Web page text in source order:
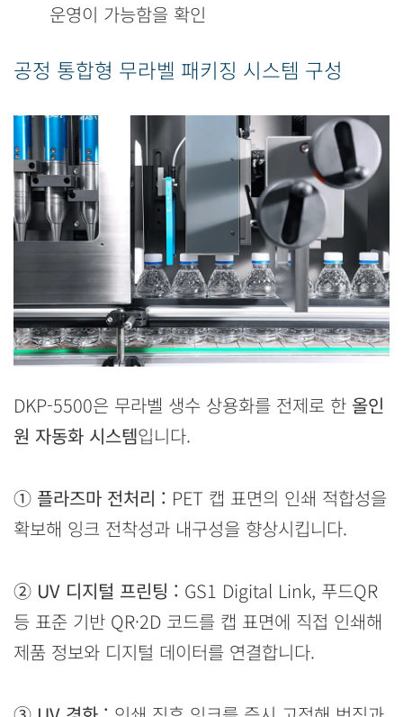
운영이 가능함을 확인
공정 통합형 무라벨 패키징 시스템 구성
DKP-5500은 무라벨 생수 상용화를 전제로 한 올인
원 자동화 시스템입니다.
① 플라즈마 전처리 : PET 캡 표면의 인쇄 적합성을
확보해 잉크 전착성과 내구성을 향상시킵니다.
② UV 디지털 프린팅 : GS1 Digital Link, 푸드QR
등 표준 기반 QR·2D 코드를 캡 표면에 직접 인쇄해
제품 정보와 디지털 데이터를 연결합니다.